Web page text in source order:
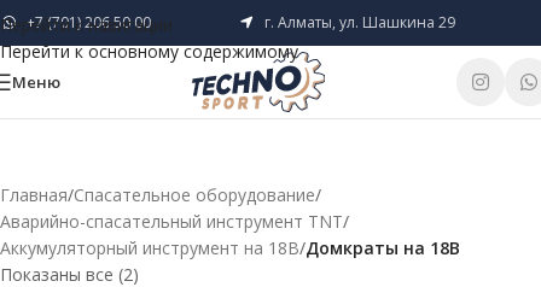
Перейти к навигации
Перейти к основному содержимому
+7 (701) 206 50 00 г. Алматы, ул. Шашкина 29
Меню
Главная/Спасательное оборудование/
Аварийно-спасательный инструмент TNT/
Аккумуляторный инструмент на 18В/Домкраты на 18В
Показаны все (2)